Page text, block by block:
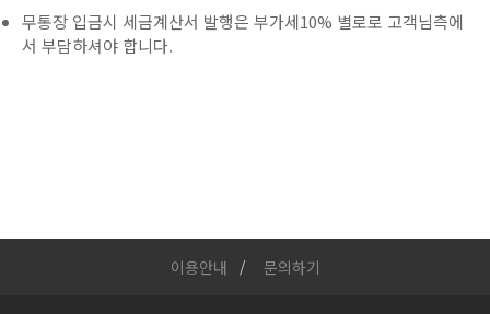
무통장 입금시 세금계산서 발행은 부가세10% 별로로 고객님측에
서 부담하셔야 합니다.
이용안내 문의하기